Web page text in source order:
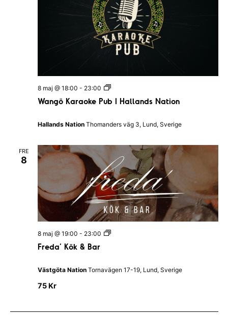
Wangö Karaoke Pub I Hallands Nation
8 maj @ 18:00 - 23:00
W
n
K
r
a
o
k
e
P
u
b
I
H
l
d
s
Hallands Nation Thomanders väg 3, Lund, Sverige
FRE
8
Freda’ Kök & Bar
8 maj @ 19:00 - 23:00
F
’
Västgöta Nation Tornavägen 17-19, Lund, Sverige
75 Kr